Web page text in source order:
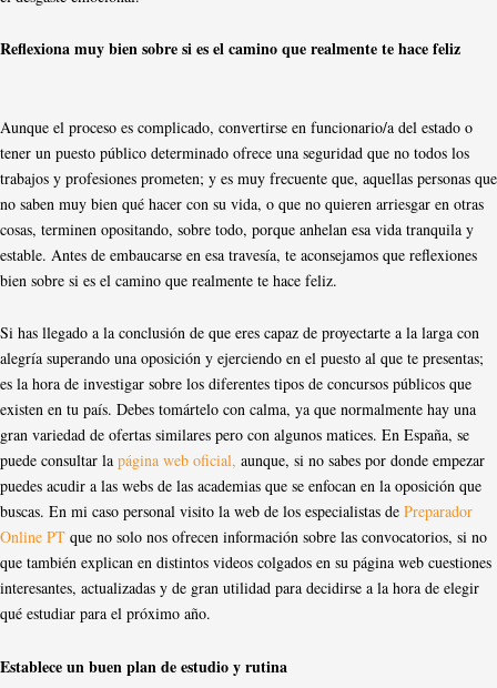
Reflexiona muy bien sobre si es el camino que realmente te hace feliz
Aunque el proceso es complicado, convertirse en funcionario/a del estado o
tener un puesto público determinado ofrece una seguridad que no todos los
trabajos y profesiones prometen; y es muy frecuente que, aquellas personas que
no saben muy bien qué hacer con su vida, o que no quieren arriesgar en otras
cosas, terminen opositando, sobre todo, porque anhelan esa vida tranquila y
estable. Antes de embaucarse en esa travesía, te aconsejamos que reflexiones
bien sobre si es el camino que realmente te hace feliz.
Si has llegado a la conclusión de que eres capaz de proyectarte a la larga con
alegría superando una oposición y ejerciendo en el puesto al que te presentas;
es la hora de investigar sobre los diferentes tipos de concursos públicos que
existen en tu país. Debes tomártelo con calma, ya que normalmente hay una
gran variedad de ofertas similares pero con algunos matices. En España, se
puede consultar la página web oficial, aunque, si no sabes por donde empezar
puedes acudir a las webs de las academias que se enfocan en la oposición que
buscas. En mi caso personal visito la web de los especialistas de Preparador
Online PT que no solo nos ofrecen información sobre las convocatorios, si no
que también explican en distintos videos colgados en su página web cuestiones
interesantes, actualizadas y de gran utilidad para decidirse a la hora de elegir
qué estudiar para el próximo año.
Establece un buen plan de estudio y rutina